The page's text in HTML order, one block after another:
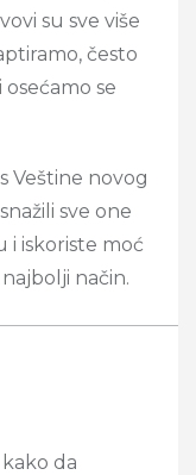
su sve više
često
se
Veštine novog
sve one
i iskoriste moć
način.
da